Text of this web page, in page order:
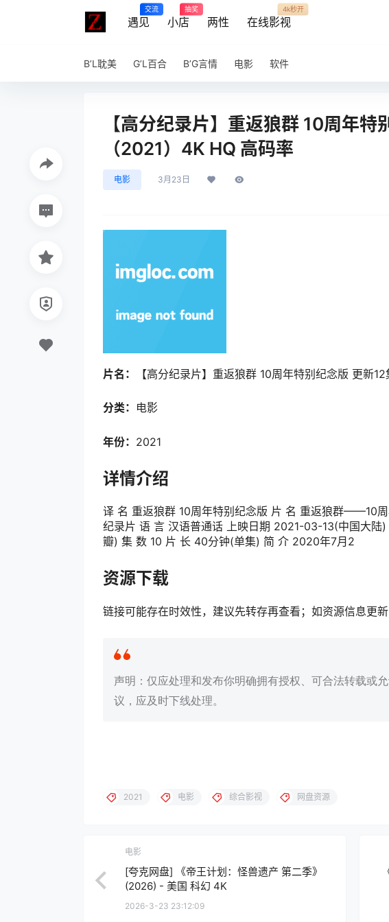
遇见
交流
小店
抽奖
两性 在线影视
4k秒开
B’L耽美 G’L百合 B’G言情 电影 软件
【高分纪录片】重返狼群 10周年特
（2021）4K HQ 高码率
电影 3月23日
片名： 【高分纪录片】重返狼群 10周年特别纪念版 更新
分类： 电影
年份： 2021
详情介绍
译 名 重返狼群 10周年特别纪念版 片 名 重返狼群——10
纪录片 语 言 汉语普通话 上映日期 2021-03-13(中国大
瓣) 集 数 10 片 长 40分钟(单集) 简 介 2020年7月2
资源下载
链接可能存在时效性，建议先转存再查看；如资源信息更
声明：仅应处理和发布你明确拥有授权、可合法转载或
议，应及时下线处理。
2021 电影 综合影视 网盘资源
电影
[夸克网盘] 《帝王计划：怪兽遗产 第二季》
(2026) - 美国 科幻 4K
2026-3-23 23:12:09